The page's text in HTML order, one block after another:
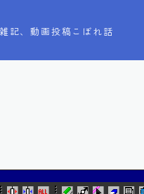
記、動画投稿こぼれ話